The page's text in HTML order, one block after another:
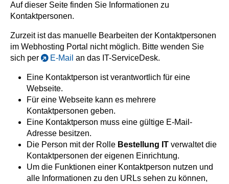
Auf dieser Seite finden Sie Informationen zu
Kontaktpersonen.
Zurzeit ist das manuelle Bearbeiten der Kontaktpersonen
im Webhosting Portal nicht möglich. Bitte wenden Sie
sich per
E-Mail an das IT-ServiceDesk.
Eine Kontaktperson ist verantwortlich für eine
Webseite.
Für eine Webseite kann es mehrere
Kontaktpersonen geben.
Eine Kontaktperson muss eine gültige E-Mail-
Adresse besitzen.
Die Person mit der Rolle Bestellung IT verwaltet die
Kontaktpersonen der eigenen Einrichtung.
Um die Funktionen einer Kontaktperson nutzen und
alle Informationen zu den URLs sehen zu können,